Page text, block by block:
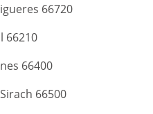
66720
66210
66400
66500